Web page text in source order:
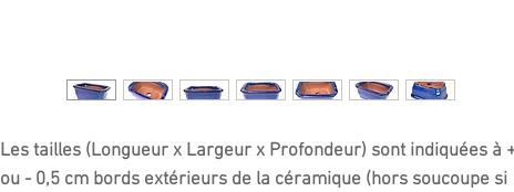
Les tailles (Longueur x Largeur x Profondeur) sont indiquées à
ou - 0,5 cm bords extérieurs de la céramique (hors soucoupe si